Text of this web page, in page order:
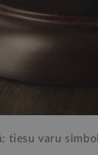
tiesu varu